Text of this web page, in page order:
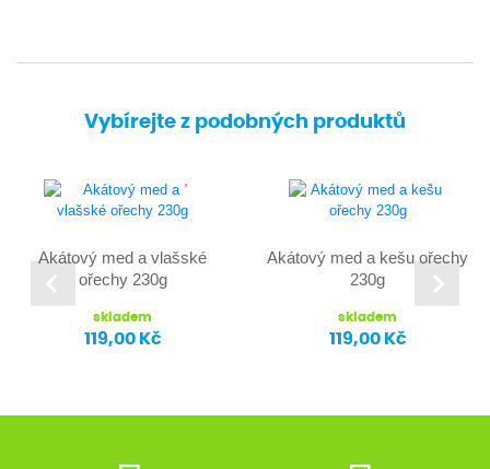
Vybírejte z podobných produktů
Akátový med a vlašské
ořechy 230g
skladem
119,00 Kč
Akátový med a kešu ořechy
230g
skladem
119,00 Kč